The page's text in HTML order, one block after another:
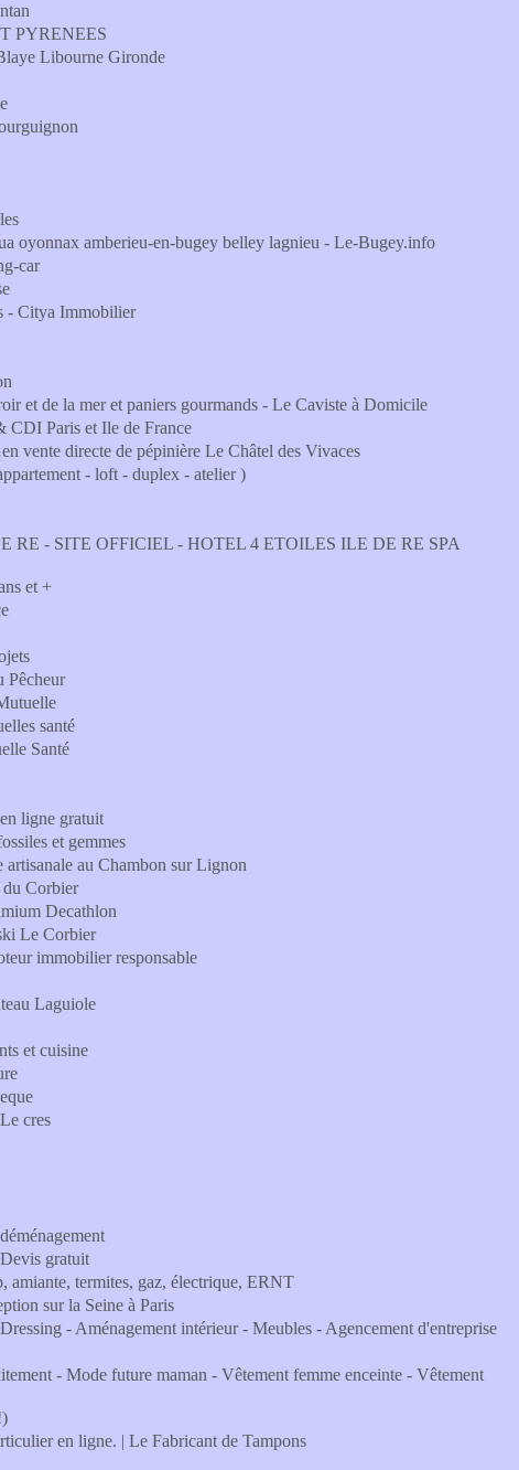
PYRENEES
Libourne Gironde
oyonnax amberieu-en-bugey belley lagnieu - Le-Bugey.info
car
- Citya Immobilier
et de la mer et paniers gourmands - Le Caviste à Domicile
CDI Paris et Ile de France
vente directe de pépinière Le Châtel des Vivaces
- loft - duplex - atelier )
- SITE OFFICIEL - HOTEL 4 ETOILES ILE DE RE SPA
et +
Pêcheur
santé
Santé
ligne gratuit
et gemmes
au Chambon sur Lignon
Corbier
Decathlon
Le Corbier
immobilier responsable
Laguiole
et cuisine
cres
gratuit
termites, gaz, électrique, ERNT
sur la Seine à Paris
- Aménagement intérieur - Meubles - Agencement d'entreprise
- Mode future maman - Vêtement femme enceinte - Vêtement
en ligne. | Le Fabricant de Tampons